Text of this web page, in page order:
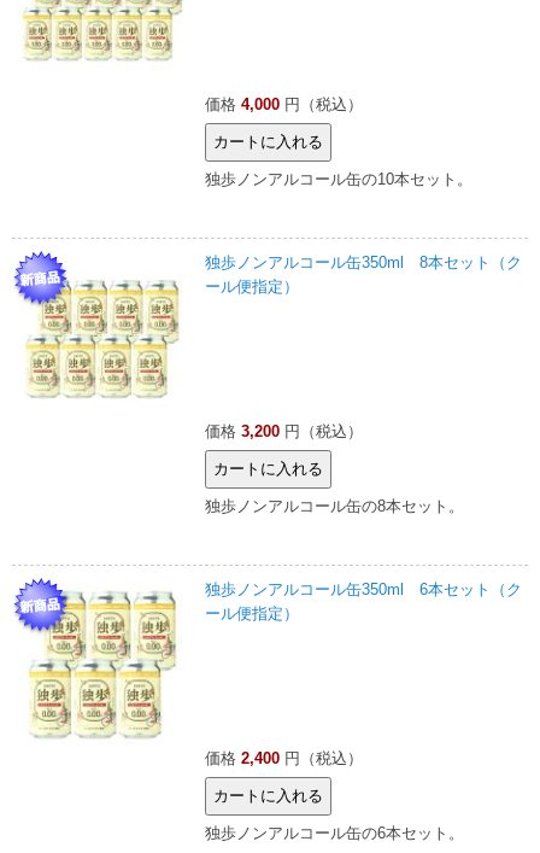
価格 4,000 円（税込）
独歩ノンアルコール缶の10本セット。
独歩ノンアルコール缶350ml 8本セット（ク
ール便指定）
価格 3,200 円（税込）
独歩ノンアルコール缶の8本セット。
独歩ノンアルコール缶350ml 6本セット（ク
ール便指定）
価格 2,400 円（税込）
独歩ノンアルコール缶の6本セット。